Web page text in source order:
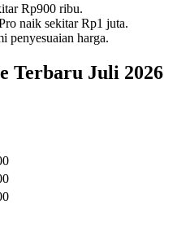
Rp900 ribu.
naik sekitar Rp1 juta.
penyesuaian harga.
Terbaru Juli 2026